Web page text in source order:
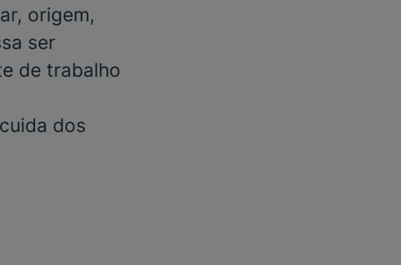
origem,
ser
de trabalho
dos